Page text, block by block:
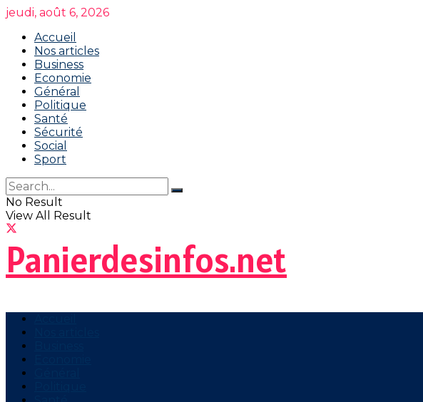
jeudi, août 6, 2026
Accueil
Nos articles
Business
Economie
Général
Politique
Santé
Sécurité
Social
Sport
No Result
View All Result
Panierdesinfos.net